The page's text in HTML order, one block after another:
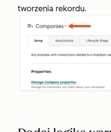
tworzenia rekordu.